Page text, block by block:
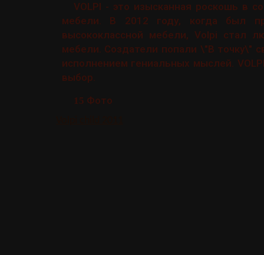
VOLPI - это изысканная роскошь в
мебели. В 2012 году, когда был
высококлассной мебели, Volpi стал
мебели. Создатели попали \"В точку\"
исполнением гениальных мыслей.
выбор.
15 Фото